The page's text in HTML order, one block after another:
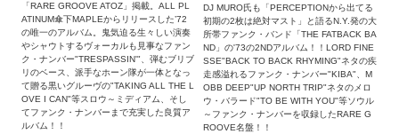
「RARE GROOVE ATOZ」掲載。ALL PL
ATINUM傘下MAPLEからリリースした’72
の唯一のアルバム。鬼気迫る生々しい演奏
やシャウトするヴォーカルも見事なファン
ク・ナンバー"TRESPASSIN'"、弾むブリブ
リのベース、派手なホーン隊が一体となっ
て贈る黒いグルーヴの"TAKING ALL THE L
OVE I CAN"等スロウ～ミディアム、そし
てファンク・ナンバーまで充実した良質ア
ルバム！！
DJ MURO氏も「PERCEPTIONから出てる
初期の2枚は絶対マスト」と語るN.Y.発の大
所帯ファンク・バンド「THE FATBACK BA
ND」の'73の2NDアルバム！！LORD FINE
SSE"BACK TO BACK RHYMING"ネタの疾
走感溢れるファンク・ナンバー"KIBA"、M
OBB DEEP"UP NORTH TRIP"ネタのメロ
ウ・バラード"TO BE WITH YOU"等ソウル
～ファンク・ナンバーを収録したRARE G
ROOVE名盤！！